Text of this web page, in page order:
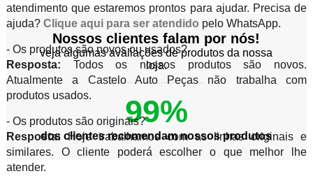
atendimento que estaremos prontos para ajudar. Precisa de
ajuda? Clique aqui para ser atendido pelo WhatsApp.
- Os produtos são novos ou usados?
Resposta: Todos os nossos produtos são novos.
Atualmente a Castelo Auto Peças não trabalha com
produtos usados.
- Os produtos são originais?
Resposta:Hoje trabalhamos com as linhas originais e
similares. O cliente poderá escolher o que melhor lhe
atender.
Nossos clientes falam por nós!
veja algumas avaliações de produtos da nossa
loja.
99%
dos clientes recomendam nossos produtos